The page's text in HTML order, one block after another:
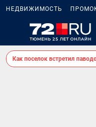
НЕДВИЖИМОСТЬ
Как поселок встретил